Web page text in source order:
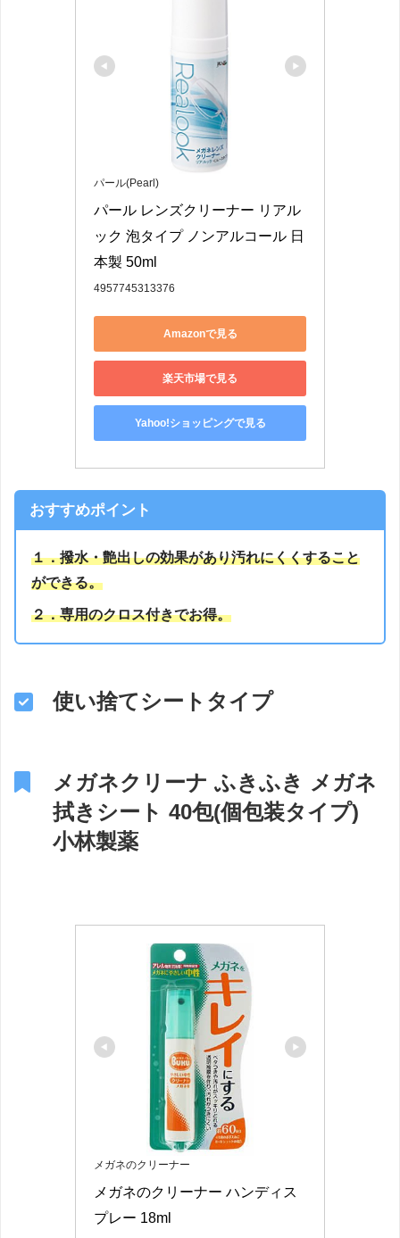
パール(Pearl)
パール レンズクリーナー リアル
ック 泡タイプ ノンアルコール 日
本製 50ml
4957745313376
Amazonで見る
楽天市場で見る
Yahoo!ショッピングで見る
おすすめポイント
１．撥水・艶出しの効果があり汚れにくくすること
ができる。
２．専用のクロス付きでお得。
使い捨てシートタイプ
メガネクリーナ ふきふき メガネ
拭きシート 40包(個包装タイプ)
小林製薬
メガネのクリーナー
メガネのクリーナー ハンディス
プレー 18ml